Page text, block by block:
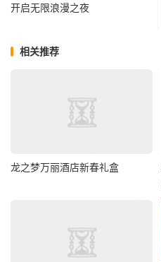
开启无限浪漫之夜
相关推荐
龙之梦万丽酒店新春礼盒